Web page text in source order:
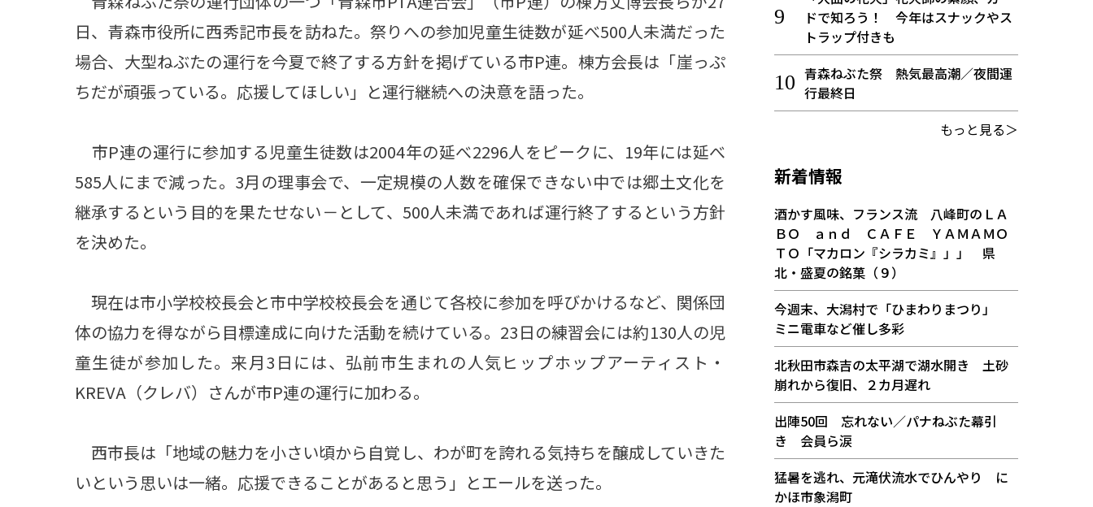
日、青森市役所に西秀記市長を訪ねた。祭りへの参加児童生徒数が延べ500人未満だった
場合、大型ねぶたの運行を今夏で終了する方針を掲げている市P連。棟方会長は「崖っぷ
ちだが頑張っている。応援してほしい」と運行継続への決意を語った。
市P連の運行に参加する児童生徒数は2004年の延べ2296人をピークに、19年には延べ
585人にまで減った。3月の理事会で、一定規模の人数を確保できない中では郷土文化を
継承するという目的を果たせない－として、500人未満であれば運行終了するという方針
を決めた。
現在は市小学校校長会と市中学校校長会を通じて各校に参加を呼びかけるなど、関係団
体の協力を得ながら目標達成に向けた活動を続けている。23日の練習会には約130人の児
童生徒が参加した。来月3日には、弘前市生まれの人気ヒップホップアーティスト・
KREVA（クレバ）さんが市P連の運行に加わる。
西市長は「地域の魅力を小さい頃から自覚し、わが町を誇れる気持ちを醸成していきた
いという思いは一緒。応援できることがあると思う」とエールを送った。
ドで知ろう！ 今年はスナックやス
トラップ付きも
青森ねぶた祭 熱気最高潮／夜間運
行最終日
もっと見る＞
新着情報
酒かす風味、フランス流 八峰町のＬＡ
ＢＯ ａｎｄ ＣＡＦＥ ＹＡＭＡＭＯ
ＴＯ「マカロン『シラカミ』」」 県
北・盛夏の銘菓（９）
今週末、大潟村で「ひまわりまつり」
ミニ電車など催し多彩
北秋田市森吉の太平湖で湖水開き 土砂
崩れから復旧、２カ月遅れ
出陣50回 忘れない／パナねぶた幕引
き 会員ら涙
猛暑を逃れ、元滝伏流水でひんやり に
かほ市象潟町